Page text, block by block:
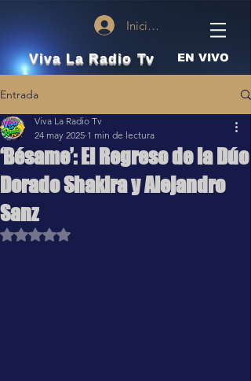
Iniciar sesión
Viva La Radio Tv EN VIVO
Entrada
‘Bésame’: El Regreso de la Dúo
Dorado Shakira y Alejandro
Sanz
Viva La Radio Tv
24 may 2025 1 min de lectura
Obtuvo NaN de 5 estrellas.